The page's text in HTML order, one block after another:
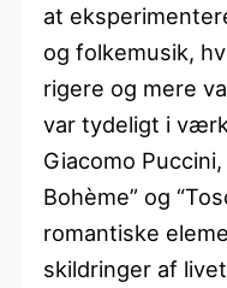
at
og folkemusik,
rigere og mere
var tydeligt i
Giacomo
Bohème” og
romantiske
skildringer af